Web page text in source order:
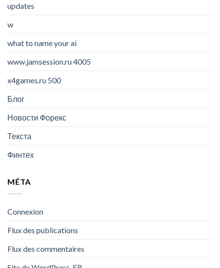
updates
w
what to name your ai
www.jamsession.ru 4005
x4games.ru 500
Блог
Новости Форекс
Текста
Финтех
MÉTA
Connexion
Flux des publications
Flux des commentaires